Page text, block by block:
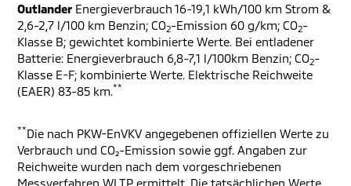
Outlander Energieverbrauch 16-19,1 kWh/100 km Strom &
2,6-2,7 l/100 km Benzin; CO2-Emission 60 g/km; CO2-
Klasse B; gewichtet kombinierte Werte. Bei entladener
Batterie: Energieverbrauch 6,8-7,1 l/100km Benzin; CO2-
Klasse E-F; kombinierte Werte. Elektrische Reichweite
(EAER) 83-85 km.**
**Die nach PKW-EnVKV angegebenen offiziellen Werte zu
Verbrauch und CO₂-Emission sowie ggf. Angaben zur
Reichweite wurden nach dem vorgeschriebenen
Messverfahren WLTP ermittelt. Die tatsächlichen Werte